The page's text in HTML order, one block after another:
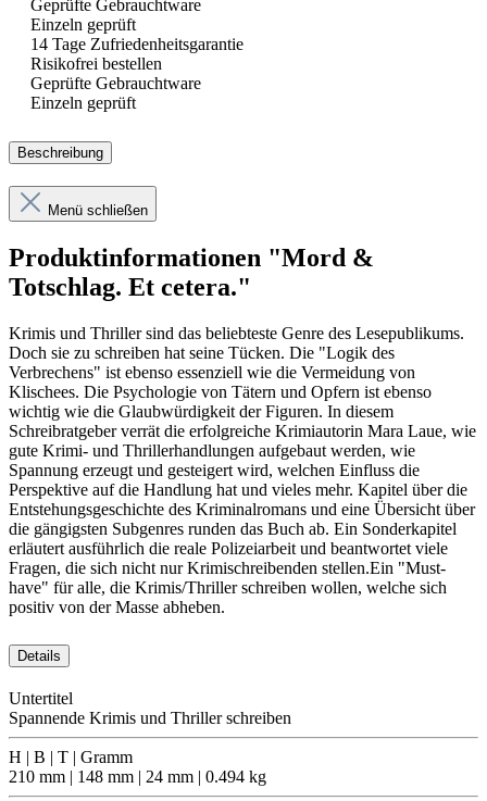
Geprüfte Gebrauchtware
Einzeln geprüft
14 Tage Zufriedenheitsgarantie
Risikofrei bestellen
Geprüfte Gebrauchtware
Einzeln geprüft
Beschreibung
Menü schließen
Produktinformationen "Mord &
Totschlag. Et cetera."
Krimis und Thriller sind das beliebteste Genre des Lesepublikums.
Doch sie zu schreiben hat seine Tücken. Die "Logik des
Verbrechens" ist ebenso essenziell wie die Vermeidung von
Klischees. Die Psychologie von Tätern und Opfern ist ebenso
wichtig wie die Glaubwürdigkeit der Figuren. In diesem
Schreibratgeber verrät die erfolgreiche Krimiautorin Mara Laue, wie
gute Krimi- und Thrillerhandlungen aufgebaut werden, wie
Spannung erzeugt und gesteigert wird, welchen Einfluss die
Perspektive auf die Handlung hat und vieles mehr. Kapitel über die
Entstehungsgeschichte des Kriminalromans und eine Übersicht über
die gängigsten Subgenres runden das Buch ab. Ein Sonderkapitel
erläutert ausführlich die reale Polizeiarbeit und beantwortet viele
Fragen, die sich nicht nur Krimischreibenden stellen.Ein "Must-
have" für alle, die Krimis/Thriller schreiben wollen, welche sich
positiv von der Masse abheben.
Details
Untertitel
Spannende Krimis und Thriller schreiben
H | B | T | Gramm
210 mm | 148 mm | 24 mm | 0.494 kg